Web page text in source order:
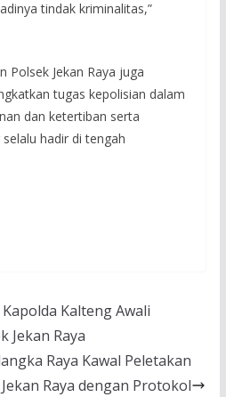
tindak kriminalitas,”
Polsek Jekan Raya juga
tugas kepolisian dalam
dan ketertiban serta
hadir di tengah
Kalteng Awali
Jekan Raya
Raya Kawal Peletakan
Raya dengan Protokol